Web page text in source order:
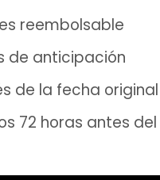
reembolsable
de anticipación
de la fecha original
72 horas antes del